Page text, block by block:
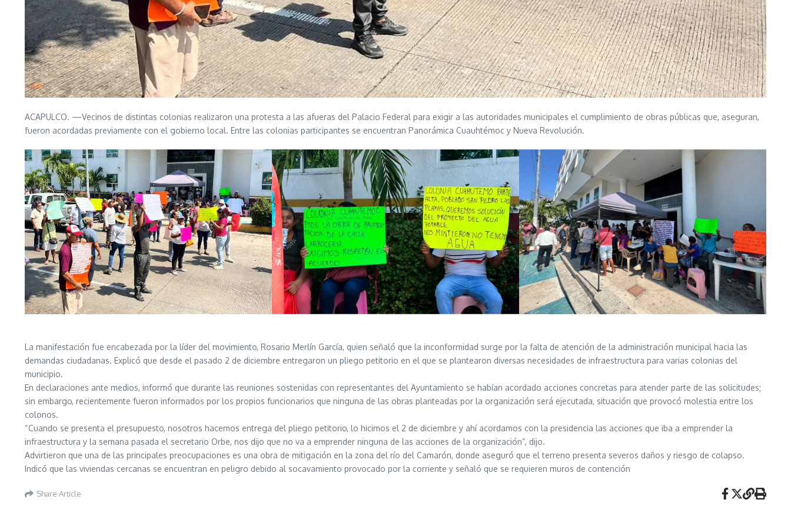
ACAPULCO. —Vecinos de distintas colonias realizaron una protesta a las afueras del Palacio Federal para exigir a las autoridades municipales el cumplimiento de obras públicas que, aseguran,
fueron acordadas previamente con el gobierno local. Entre las colonias participantes se encuentran Panorámica Cuauhtémoc y Nueva Revolución.
La manifestación fue encabezada por la líder del movimiento, Rosario Merlín García, quien señaló que la inconformidad surge por la falta de atención de la administración municipal hacia las
demandas ciudadanas. Explicó que desde el pasado 2 de diciembre entregaron un pliego petitorio en el que se plantearon diversas necesidades de infraestructura para varias colonias del
municipio.
En declaraciones ante medios, informó que durante las reuniones sostenidas con representantes del Ayuntamiento se habían acordado acciones concretas para atender parte de las solicitudes;
sin embargo, recientemente fueron informados por los propios funcionarios que ninguna de las obras planteadas por la organización será ejecutada, situación que provocó molestia entre los
colonos.
“Cuando se presenta el presupuesto, nosotros hacemos entrega del pliego petitorio, lo hicimos el 2 de diciembre y ahí acordamos con la presidencia las acciones que iba a emprender la
infraestructura y la semana pasada el secretario Orbe, nos dijo que no va a emprender ninguna de las acciones de la organización”, dijo.
Advirtieron que una de las principales preocupaciones es una obra de mitigación en la zona del río del Camarón, donde aseguró que el terreno presenta severos daños y riesgo de colapso.
Indicó que las viviendas cercanas se encuentran en peligro debido al socavamiento provocado por la corriente y señaló que se requieren muros de contención
Share Article